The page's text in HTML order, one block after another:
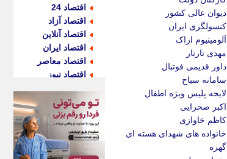
دیوان عالی کشور
کنسولگری ایران
آلومینیوم اراک
مهدی تارتار
داور قدیمی فوتبال
سامانه سیاح
لایحه پلیس ویژه اطفال
اکبر صحرایی
کاظم خاوازی
خانواده های شهدای هسته ای
گهره
اقتصاد 24
اقتصاد آزاد
اقتصاد آنلاین
اقتصاد ایران
اقتصاد معاصر
اقتصاد نیوز
اکوفارس
اکونگار
اکونیوز
الف
انتشار آنلاین